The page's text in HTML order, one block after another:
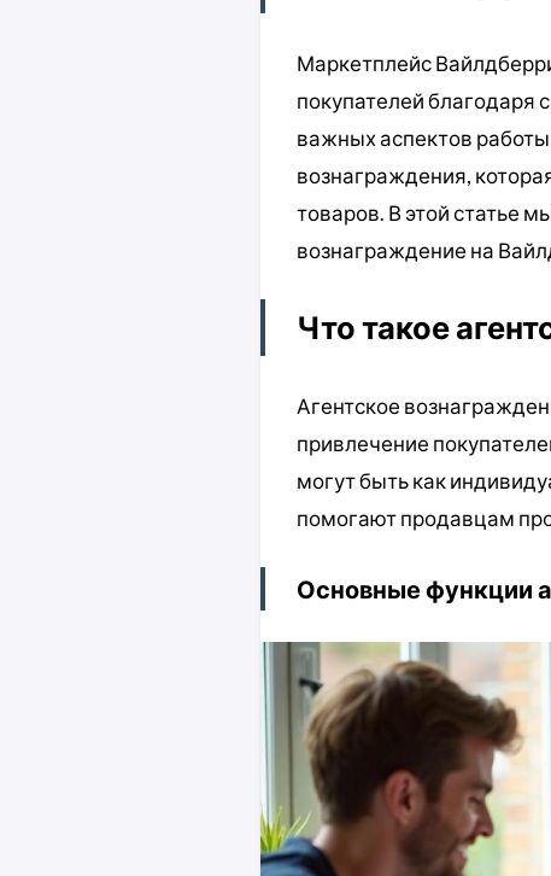
Маркетплейс
покупателей благодаря
важных аспектов
вознаграждения,
товаров. В этой статье
вознаграждение на
Что такое
Агентское
привлечение
могут быть как
помогают продавцам
Основные функции